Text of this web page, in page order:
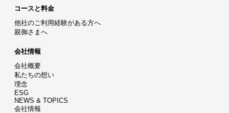
コースと料金
他社のご利用経験がある方へ
親御さまへ
会社情報
会社概要
私たちの想い
理念
ESG
NEWS & TOPICS
会社情報